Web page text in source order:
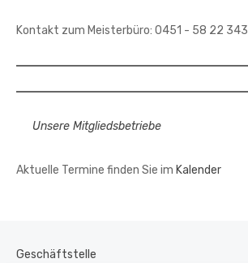
Kontakt zum Meisterbüro: 0451 - 58 22 343
Unsere Mitgliedsbetriebe
Aktuelle Termine finden Sie im Kalender
Geschäftstelle